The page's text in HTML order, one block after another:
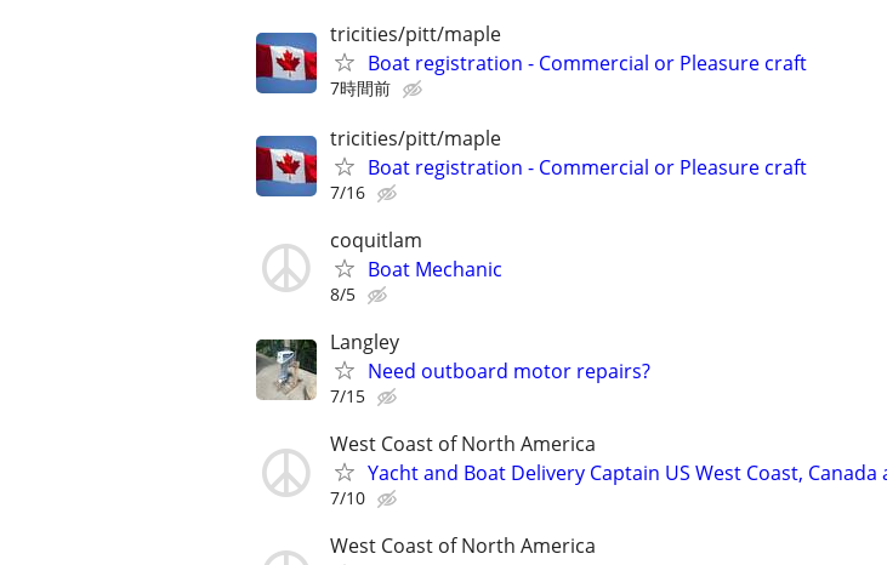
tricities/pitt/maple
Boat registration - Commercial or Pleasure craft
7時間前
tricities/pitt/maple
Boat registration - Commercial or Pleasure craft
7/16
coquitlam
Boat Mechanic
8/5
Langley
Need outboard motor repairs?
7/15
West Coast of North America
Yacht and Boat Delivery Captain US West Coast, Canada
7/10
West Coast of North America